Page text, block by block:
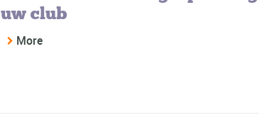
uw club
More